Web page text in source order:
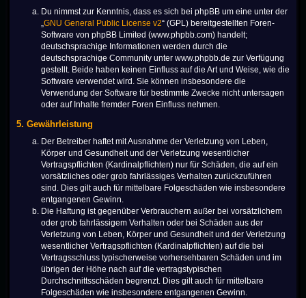
Du nimmst zur Kenntnis, dass es sich bei phpBB um eine unter der
„GNU General Public License v2“ (GPL) bereitgestellten Foren-
Software von phpBB Limited (www.phpbb.com) handelt;
deutschsprachige Informationen werden durch die
deutschsprachige Community unter www.phpbb.de zur Verfügung
gestellt. Beide haben keinen Einfluss auf die Art und Weise, wie die
Software verwendet wird. Sie können insbesondere die
Verwendung der Software für bestimmte Zwecke nicht untersagen
oder auf Inhalte fremder Foren Einfluss nehmen.
5. Gewährleistung
Der Betreiber haftet mit Ausnahme der Verletzung von Leben,
Körper und Gesundheit und der Verletzung wesentlicher
Vertragspflichten (Kardinalpflichten) nur für Schäden, die auf ein
vorsätzliches oder grob fahrlässiges Verhalten zurückzuführen
sind. Dies gilt auch für mittelbare Folgeschäden wie insbesondere
entgangenen Gewinn.
Die Haftung ist gegenüber Verbrauchern außer bei vorsätzlichem
oder grob fahrlässigem Verhalten oder bei Schäden aus der
Verletzung von Leben, Körper und Gesundheit und der Verletzung
wesentlicher Vertragspflichten (Kardinalpflichten) auf die bei
Vertragsschluss typischerweise vorhersehbaren Schäden und im
übrigen der Höhe nach auf die vertragstypischen
Durchschnittsschäden begrenzt. Dies gilt auch für mittelbare
Folgeschäden wie insbesondere entgangenen Gewinn.